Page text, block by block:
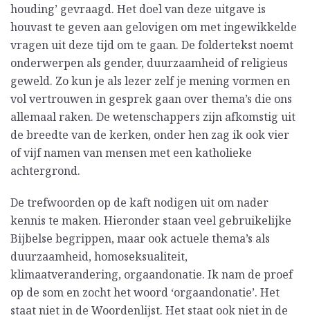
houding’ gevraagd. Het doel van deze uitgave is
houvast te geven aan gelovigen om met ingewikkelde
vragen uit deze tijd om te gaan. De foldertekst noemt
onderwerpen als gender, duurzaamheid of religieus
geweld. Zo kun je als lezer zelf je mening vormen en
vol vertrouwen in gesprek gaan over thema’s die ons
allemaal raken. De wetenschappers zijn afkomstig uit
de breedte van de kerken, onder hen zag ik ook vier
of vijf namen van mensen met een katholieke
achtergrond.
De trefwoorden op de kaft nodigen uit om nader
kennis te maken. Hieronder staan veel gebruikelijke
Bijbelse begrippen, maar ook actuele thema’s als
duurzaamheid, homoseksualiteit,
klimaatverandering, orgaandonatie. Ik nam de proef
op de som en zocht het woord ‘orgaandonatie’. Het
staat niet in de Woordenlijst. Het staat ook niet in de